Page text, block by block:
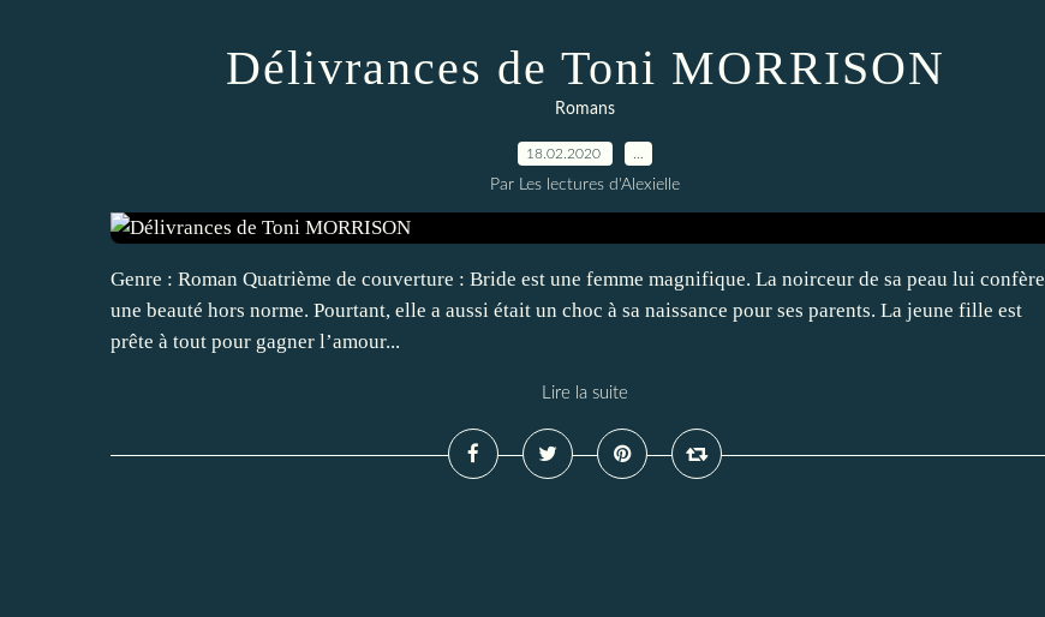
Délivrances de Toni MORRISON
Romans
18.02.2020
Par Les lectures d'Alexielle
Genre : Roman Quatrième de couverture : Bride est une femme magnifique. La noirceur de sa peau lui confère
une beauté hors norme. Pourtant, elle a aussi était un choc à sa naissance pour ses parents. La jeune fille est
prête à tout pour gagner l’amour...
Lire la suite